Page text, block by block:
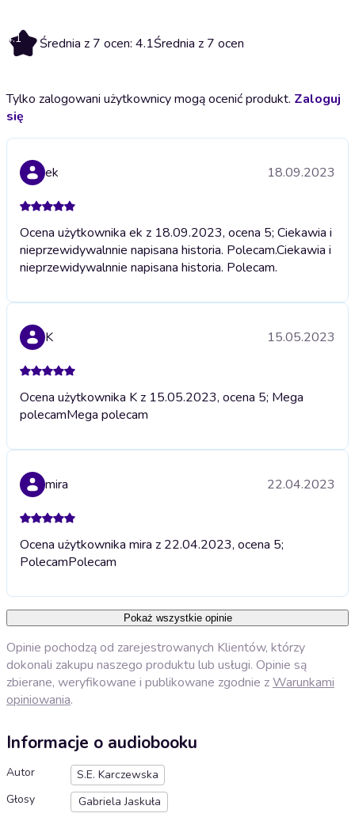
4.1 Średnia z 7 ocen: 4.1Średnia z 7 ocen
Tylko zalogowani użytkownicy mogą ocenić produkt. Zaloguj
się
ek 18.09.2023
Ocena użytkownika ek z 18.09.2023, ocena 5; Ciekawia i
nieprzewidywalnnie napisana historia. Polecam.Ciekawia i
nieprzewidywalnnie napisana historia. Polecam.
K 15.05.2023
Ocena użytkownika K z 15.05.2023, ocena 5; Mega
polecamMega polecam
mira 22.04.2023
Ocena użytkownika mira z 22.04.2023, ocena 5;
PolecamPolecam
Pokaż wszystkie opinie
Opinie pochodzą od zarejestrowanych Klientów, którzy
dokonali zakupu naszego produktu lub usługi. Opinie są
zbierane, weryfikowane i publikowane zgodnie zWarunkami
opiniowania.
Informacje o audiobooku
Autor
S.E. Karczewska
Głosy
Gabriela Jaskuła